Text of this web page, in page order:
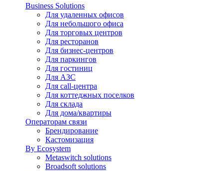
Business Solutions
Для удаленных офисов
Для небольшого офиса
Для торговых центров
Для ресторанов
Для бизнес-центров
Для паркингов
Для гостиниц
Для АЗС
Для call-центра
Для коттеджных поселков
Для склада
Для дома/квартиры
Операторам связи
Брендирование
Кастомизация
By Ecosystem
Metaswitch solutions
Broadsoft solutions